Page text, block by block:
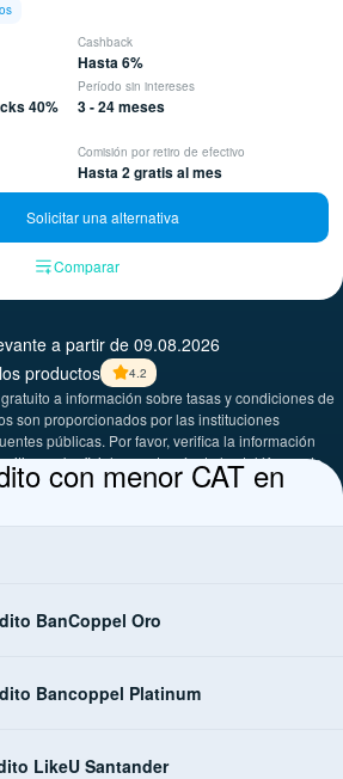
Cashback
Hasta 6%
40%
Período sin intereses
3 - 24 meses
Comisión por retiro de efectivo
Hasta 2 gratis al mes
Solicitar una alternativa
Comparar
a partir de 09.08.2026
productos
4.2
a información sobre tasas y condiciones de
son proporcionados por las instituciones
públicas. Por favor, verifica la información
web oficiales o a través de los teléfonos de
con menor CAT en
BanCoppel Oro
Bancoppel Platinum
LikeU Santander